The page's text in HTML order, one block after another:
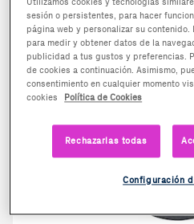
sesión o persistentes, para hacer
página web y personalizar su
para medir y obtener datos de la
publicidad a tus gustos y preferencias.
de cookies a continuación. Asimismo,
consentimiento en cualquier momento
cookies
Política de Cookies
Rechazarlas todas
Configuración